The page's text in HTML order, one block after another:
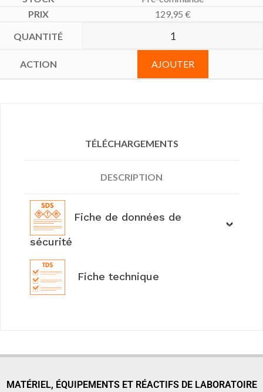
129,95 €
AJOUTER
TÉLÉCHARGEMENTS
DESCRIPTION
Fiche de données de
sécurité
Fiche technique
MATÉRIEL, ÉQUIPEMENTS ET RÉACTIFS DE LABORATOIRE